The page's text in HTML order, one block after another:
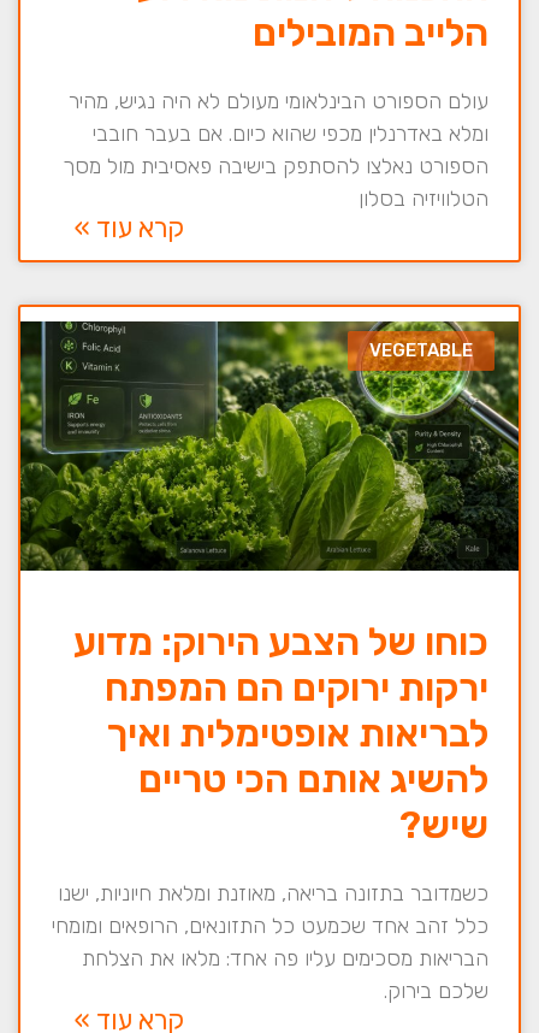
הלייב המובילים
עולם הספורט הבינלאומי מעולם לא היה נגיש, מהיר
ומלא באדרנלין מכפי שהוא כיום. אם בעבר חובבי
הספורט נאלצו להסתפק בישיבה פאסיבית מול מסך
הטלוויזיה בסלון
קרא עוד »
VEGETABLE
כוחו של הצבע הירוק: מדוע
ירקות ירוקים הם המפתח
לבריאות אופטימלית ואיך
להשיג אותם הכי טריים
שיש?
כשמדובר בתזונה בריאה, מאוזנת ומלאת חיוניות, ישנו
כלל זהב אחד שכמעט כל התזונאים, הרופאים ומומחי
הבריאות מסכימים עליו פה אחד: מלאו את הצלחת
שלכם בירוק.
קרא עוד »